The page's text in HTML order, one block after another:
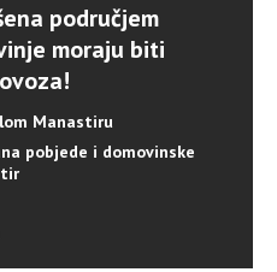
područjem
moraju biti
Manastiru
pobjede i domovinske